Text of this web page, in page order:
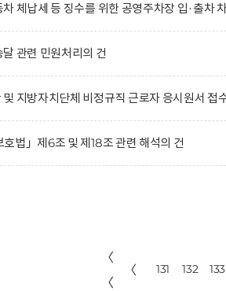
체납세 등 징수를 위한 공영주차장 입·출차
관련 민원처리의 건
지방자치단체 비정규직 근로자 응시원서 접
호법」제6조 및 제18조 관련 해석의 건
〈
〈
〈 131 132 133